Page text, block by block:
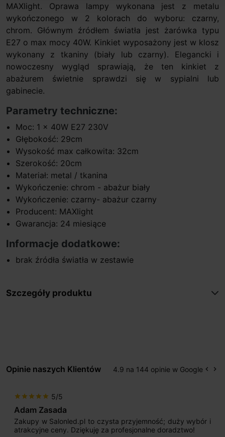
MAXlight. Oprawa lampy wykonana jest z metalu
wykończonego w 2 kolorach do wyboru: czarny,
chrom. Głównym źródłem światła jest żarówka typu
E27 o max mocy 40W. Kinkiet wyposażony jest w klosz
wykonany z tkaniny (biały lub czarny). Elegancki i
nowoczesny wygląd sprawiają, że ten kinkiet z
abażurem świetnie sprawdzi się w sypialni lub
gabinecie.
Parametry techniczne:
Moc: 1 x 40W E27 230V
Głębokość: 29cm
Wysokość max całkowita: 32cm
Szerokość: 20cm
Materiał: metal / tkanina
Wykończenie: chrom - abażur biały
Wykończenie: czarny- abażur czarny
Producent: MAXlight
Gwarancja: 24 miesiące
Informacje dodatkowe:
brak źródła światła w zestawie
Szczegóły produktu
Opinie naszych Klientów 4.9 na 144 opinie w Google keyboard_arrow_left keyboard_arrow_right
star star star star star 5/5
Adam Zasada
Zakupy w Salonled.pl to czysta przyjemność; duży wybór i
atrakcyjne ceny. Dziękuję za profesjonalne doradztwo!